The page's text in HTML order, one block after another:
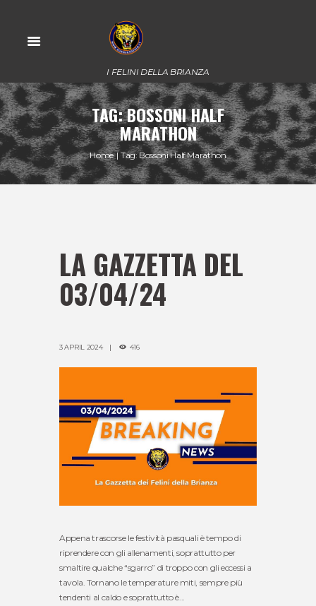
I FELINI DELLA BRIANZA
TAG: BOSSONI HALF
MARATHON
Home Tag: Bossoni Half Marathon
LA GAZZETTA DEL
03/04/24
3 APRIL 2024 416
Appena trascorse le festività pasquali è tempo di
riprendere con gli allenamenti, soprattutto per
smaltire qualche “sgarro” di troppo con gli eccessi a
tavola. Tornano le temperature miti, sempre più
tendenti al caldo e soprattutto è...